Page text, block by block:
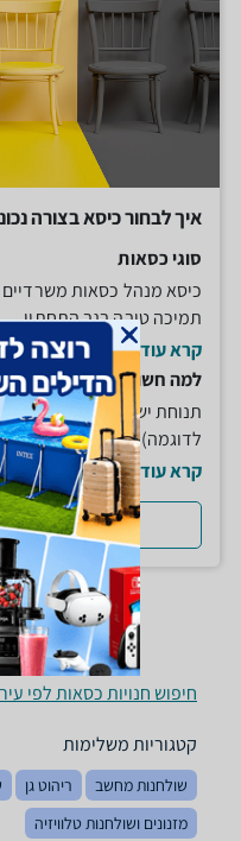
איך לבחור כיסא בצורה
סוגי כסאות
כיסא מנהל כסאות
תמיכה טובה בגב התחתון...
קרא עוד
למה חשוב לשים לב בעת
תנוחת ישיבה: במקרים של
לדוגמה) תנוחת הישיבה...
קרא עוד
חיפוש חנויות כסאות לפי עיר
קטגוריות משלימות
שולחנות מחשב ריהוט גן
מזנונים ושולחנות טלוויזיה